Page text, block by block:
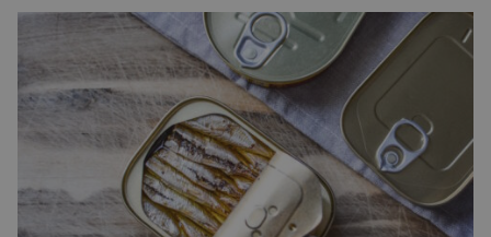
padesátkrát dokola, železná opona a miliony
vojáků v permanentní pohotovosti. A pak je tu
Donald Kendall, generální ředitel společnosti
PepsiCo, který se v květnu roku 1989 stává
admirálem flotily, jež čítá sedmnáct […]